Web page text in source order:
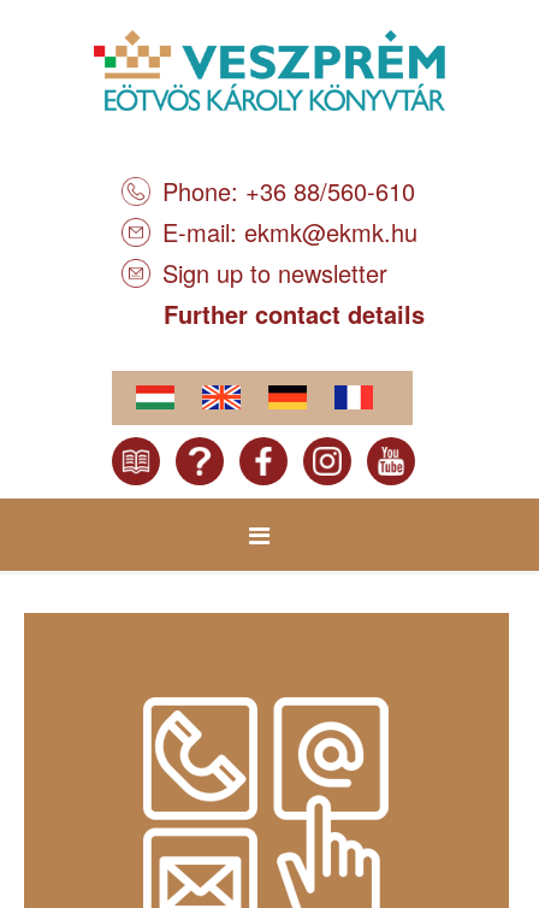
Phone: +36 88/560-610
E-mail: ekmk@ekmk.hu
Sign up to newsletter
Further contact details